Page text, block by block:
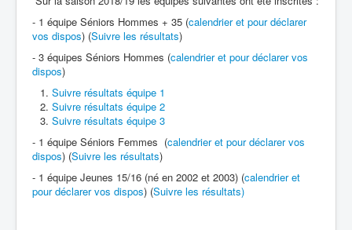
- 1 équipe Séniors Hommes + 35 (calendrier et pour déclarer
vos dispos) (Suivre les résultats)
- 3 équipes Séniors Hommes (calendrier et pour déclarer vos
dispos)
Suivre résultats équipe 1
Suivre résultats équipe 2
Suivre résultats équipe 3
- 1 équipe Séniors Femmes (calendrier et pour déclarer vos
dispos) (Suivre les résultats)
- 1 équipe Jeunes 15/16 (né en 2002 et 2003) (calendrier et
pour déclarer vos dispos) (Suivre les résultats)